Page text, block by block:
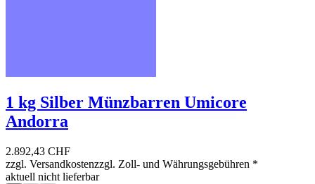
1 kg Silber Münzbarren Umicore
Andorra
2.892,43 CHF
zzgl. Versandkostenzzgl. Zoll- und Währungsgebühren *
aktuell nicht lieferbar